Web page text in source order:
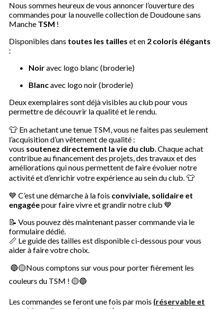
Nous sommes heureux de vous annoncer l’ouverture des
commandes pour la nouvelle collection de Doudoune sans
Manche TSM !
Disponibles dans toutes les tailles et en 2 coloris élégants
:
Noiravec logo blanc (broderie)
Blancavec logo noir (broderie)
Deux exemplaires sont déjà visibles au club pour vous
permettre de découvrir la qualité et le rendu.
👕 En achetant une tenue TSM, vous ne faites pas seulement
l’acquisition d’un vêtement de qualité :
vous soutenez directement la vie du club. Chaque achat
contribue au financement des projets, des travaux et des
améliorations qui nous permettent de faire évoluer notre
activité et d’enrichir votre expérience au sein du club.👕
💙 C’est une démarche à la fois conviviale, solidaire et
engagéepour faire vivre et grandir notre club 💙
📝 Vous pouvez dès maintenant passer commande via le
formulaire dédié.
📏 Le guide des tailles est disponible ci-dessous pour vous
aider à faire votre choix.
🔵🟡Nous comptons sur vous pour porter fièrement les
couleurs du TSM ! 🟡🔵
Les commandes se feront une fois par mois (réservable et